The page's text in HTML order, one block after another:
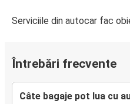
Serviciile din autocar fac
Întrebări frecvente
Câte bagaje pot lua cu